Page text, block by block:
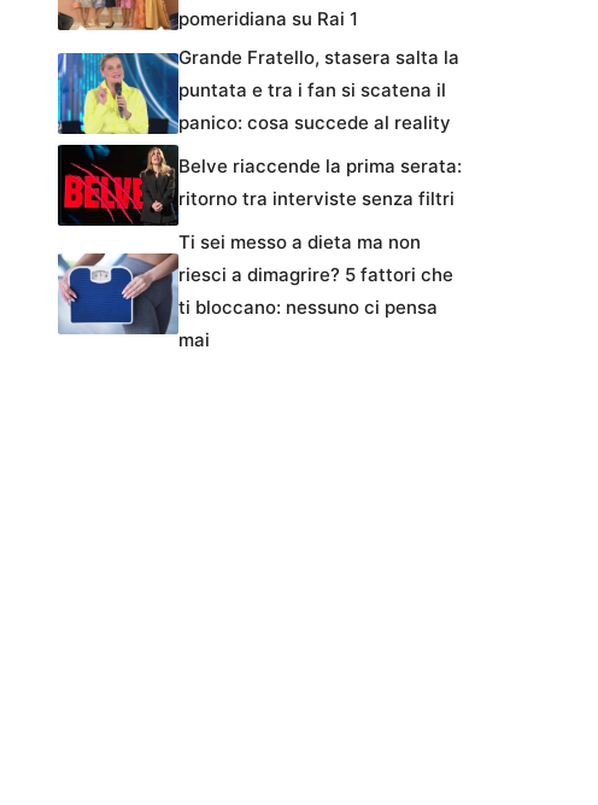
pomeridiana su Rai 1
Grande Fratello, stasera salta la
puntata e tra i fan si scatena il
panico: cosa succede al reality
Belve riaccende la prima serata:
ritorno tra interviste senza filtri
Ti sei messo a dieta ma non
riesci a dimagrire? 5 fattori che
ti bloccano: nessuno ci pensa
mai